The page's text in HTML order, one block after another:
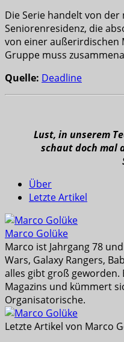
Die Serie handelt von
Seniorenresidenz, die
von einer außerirdischen
Gruppe muss
Quelle: Deadline
Lust, in unserem
schaut doch mal
Über
Letzte Artikel
Marco Golüke
Marco ist Jahrgang 78
Wars, Galaxy Rangers,
alles gibt groß geworden.
Magazins und kümmert
Organisatorische.
Letzte Artikel von Marco